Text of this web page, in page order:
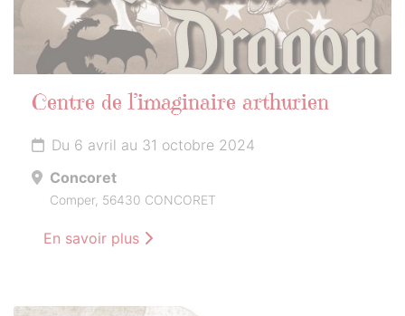
Centre de l’imaginaire arthurien
Du 6 avril au 31 octobre 2024
Concoret
Comper, 56430 CONCORET
En savoir plus